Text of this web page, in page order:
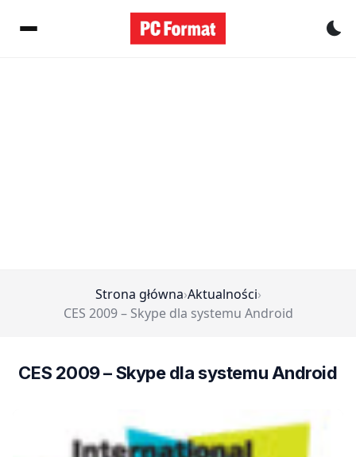
Strona główna›Aktualności›
CES 2009 – Skype dla systemu Android
CES 2009 – Skype dla systemu Android